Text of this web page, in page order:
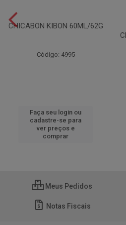
CHICABON KIBON 60ML/62G
Código: 4995
Faça seu login ou
cadastre-se para
ver preços e
comprar
Meus Pedidos
Notas Fiscais